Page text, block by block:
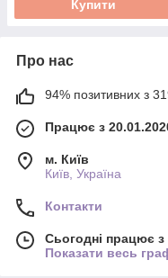
Купити
Про нас
94% позитивних з
Працює з
м. Київ
Київ, Україна
Контакти
Сьогодні працює
Показати весь